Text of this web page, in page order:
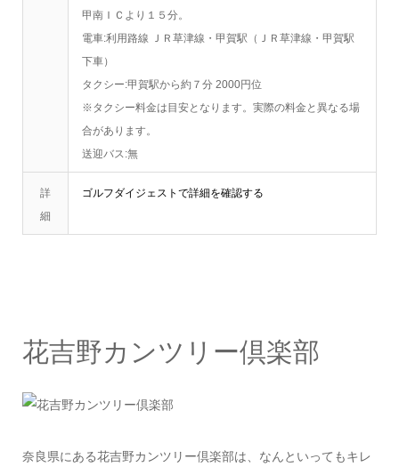
甲南ＩＣより１５分。
電車:利用路線 ＪＲ草津線・甲賀駅（ＪＲ草津線・甲賀駅
下車）
タクシー:甲賀駅から約７分 2000円位
※タクシー料金は目安となります。実際の料金と異なる場
合があります。
送迎バス:無
詳
細
ゴルフダイジェストで詳細を確認する
花吉野カンツリー倶楽部
奈良県にある花吉野カンツリー倶楽部は、なんといってもキレ